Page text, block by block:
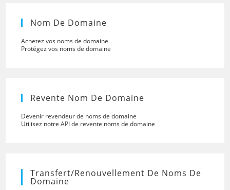
Nom De Domaine
Achetez vos noms de domaine
Protégez vos noms de domaine
Revente Nom De Domaine
Devenir revendeur de noms de domaine
Utilisez notre API de revente noms de domaine
Transfert/renouvellement De Noms De
Domaine